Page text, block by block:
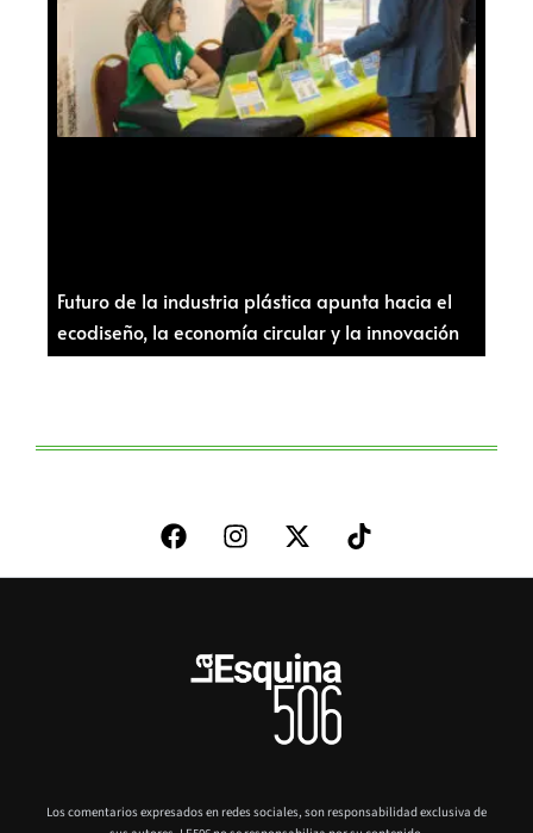
Futuro de la industria plástica apunta hacia el
ecodiseño, la economía circular y la innovación
Los comentarios expresados en redes sociales, son responsabilidad exclusiva de